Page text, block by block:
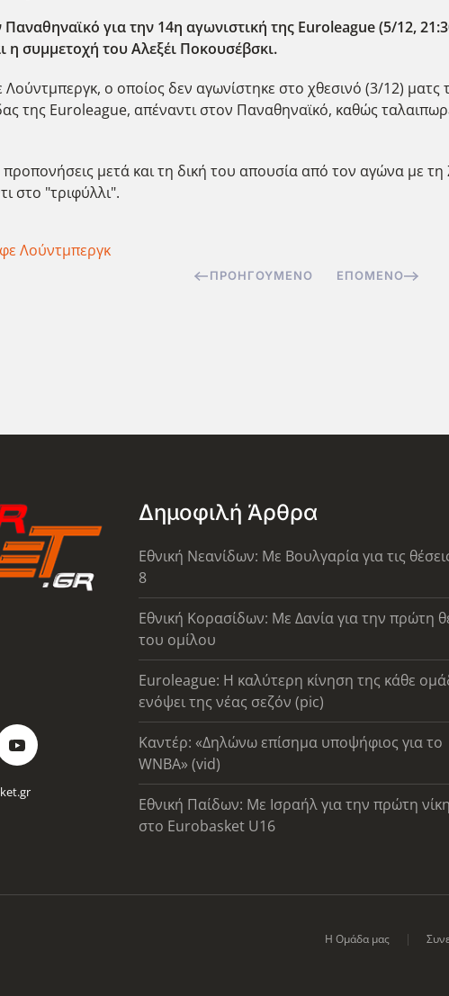
για την 14η αγωνιστική της Euroleague (5/12,
η συμμετοχή του Αλεξέι Ποκουσέβσκι.
ο οποίος δεν αγωνίστηκε στο χθεσινό (3/12) ματς
της Euroleague, απέναντι στον Παναθηναϊκό, καθώς
μετά και τη δική του απουσία από τον αγώνα με
στο "τριφύλλι".
Λούντμπεργκ
ΠΡΟΗΓΟΎΜΕΝΟ ΕΠΌΜΕΝΟ
Δημοφιλή Άρθρα
Εθνική Νεανίδων: Με Βουλγαρία για τις
8
Εθνική Κορασίδων: Με Δανία για την πρώτη
του ομίλου
Euroleague: Η καλύτερη κίνηση της κάθε
ενόψει της νέας σεζόν (pic)
Καντέρ: «Δηλώνω επίσημα υποψήφιος για το
WNBA» (vid)
Εθνική Παίδων: Με Ισραήλ για την πρώτη νίκη
στο Eurobasket U16
Η Ομάδα μας